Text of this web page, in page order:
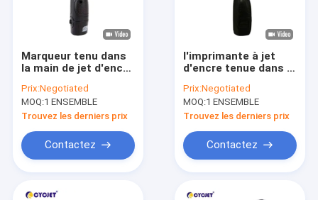
Marqueur tenu dans
la main de jet d'encre
pouce futé de Jet
Printer 1-12.7mm
Prix:Negotiated
MOQ:1 ENSEMBLE
Trouvez les derniers prix
Contactez
l'imprimante à jet
d'encre tenue dans la
One Inch Height ENV
écument imprimante
de code de date
Prix:Negotiated
MOQ:1 ENSEMBLE
Trouvez les derniers prix
Contactez